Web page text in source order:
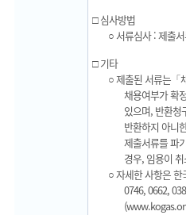
□ 심사방법
○ 서류심사 : 제출
□ 기타
○ 제출된 서류는「
채용여부가 확
있으며, 반환청
반환하지 아니
제출서류를 파
경우, 임용이
○ 자세한 사항은
0746, 0662,